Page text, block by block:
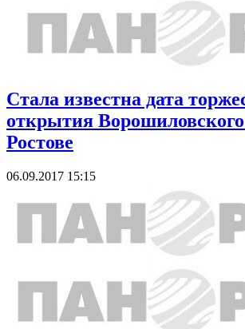
Стала известна дата
открытия
Ростове
06.09.2017 15:15